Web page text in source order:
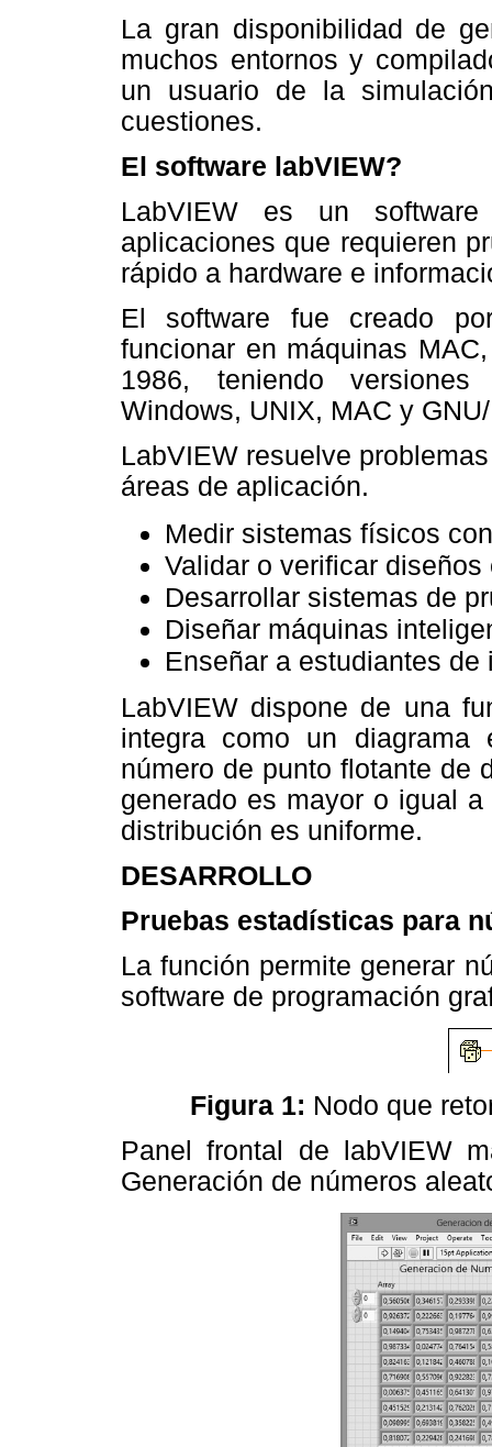
La gran disponibilidad de
muchos entornos y
un usuario de la
cuestiones.
El software labVIEW?
LabVIEW es un
aplicaciones que requieren
rápido a hardware e
El software fue creado
funcionar en máquinas
1986, teniendo
Windows, UNIX, MAC y
LabVIEW resuelve
áreas de aplicación.
Medir sistemas físicos
Validar o verificar diseños
Desarrollar sistemas de
Diseñar máquinas
Enseñar a estudiantes de
LabVIEW dispone de una
integra como un diagrama
número de punto flotante de
generado es mayor o igual
distribución es uniforme.
DESARROLLO
Pruebas estadísticas para
La función permite generar
software de programación
Figura 1: Nodo que
Panel frontal de labVIEW
Generación de números